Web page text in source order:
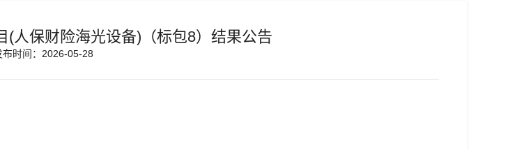
(人保财险海光设备)（标包8）结果公告
布时间：2026-05-28